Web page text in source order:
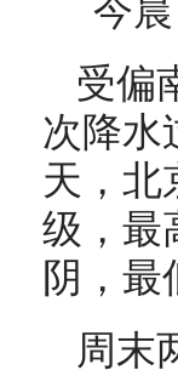
今
受偏
次降水
天，北
级，最
阴，最
周末